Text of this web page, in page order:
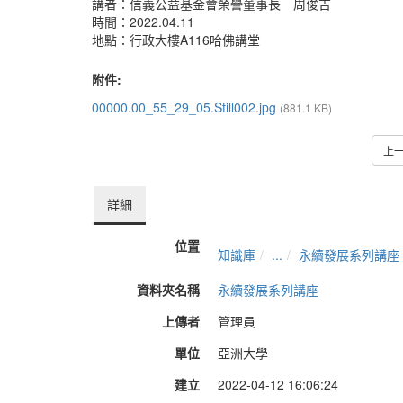
講者：信義公益基金會榮譽董事長 周俊吉
時間：2022.04.11
地點：行政大樓A116哈佛講堂
附件:
00000.00_55_29_05.Still002.jpg (881.1 KB)
上
詳細
位置 知識庫 ...
永續發展系列講座
資料夾名稱
永續發展系列講座
上傳者
管理員
單位
亞洲大學
建立
2022-04-12 16:06:24